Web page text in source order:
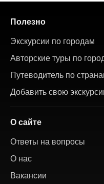
Полезно
Экскурсии по городам
Авторские туры по
Путеводитель по
Добавить свою
О сайте
Ответы на вопросы
О нас
Вакансии